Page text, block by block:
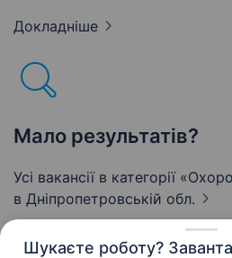
Шукаєте роботу?
Докладніше
Мало результатів?
Усі вакансії в категорії
в Дніпропетровській обл.